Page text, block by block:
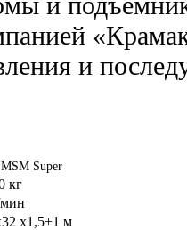
и
Super
кг
х1,5+1 м